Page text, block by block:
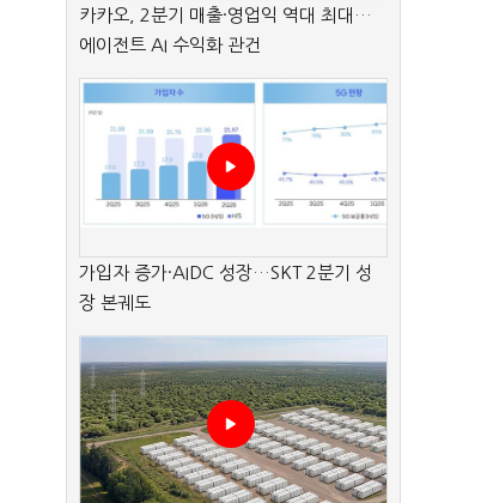
카카오, 2분기 매출·영업익 역대 최대…
에이전트 AI 수익화 관건
가입자 증가·AIDC 성장…SKT 2분기 성
장 본궤도